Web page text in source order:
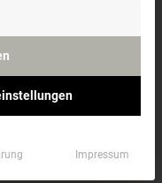
vermeintlich
Aber wie erkläre
Impressum